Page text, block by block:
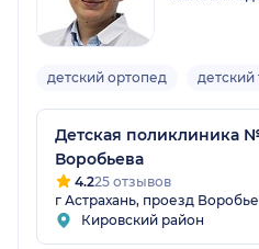
детский ортопед детский
Детская поликлиника
Воробьева
4.225 отзывов
г Астрахань, проезд
Кировский район